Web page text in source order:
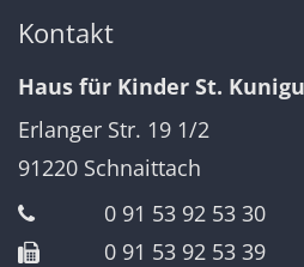
Kontakt
Haus für Kinder St.
Erlanger Str. 19 1/2
91220 Schnaittach
0 91 53 92 53 30
0 91 53 92 53 39